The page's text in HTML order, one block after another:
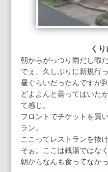
く
朝からがっつり雨だし暇
でぇ、久しぶりに新規行
昼ぐらいだったんですが
どよよんと曇ってはいた
て感じ。
フロントでチケットを買
ラン。
ここってレストランを抜
そぉ。ここは銭湯ではな
朝からなんも食ってなか